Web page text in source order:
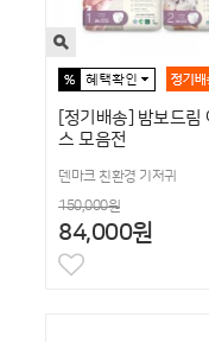
[정기배송] 밤보드
스 모음전
덴마크 친환경 기저귀
150,000원
84,000원